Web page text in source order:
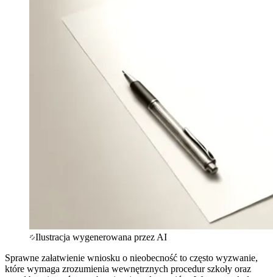
Ilustracja wygenerowana przez AI
Sprawne załatwienie wniosku o nieobecność to często wyzwanie,
które wymaga zrozumienia wewnętrznych procedur szkoły oraz